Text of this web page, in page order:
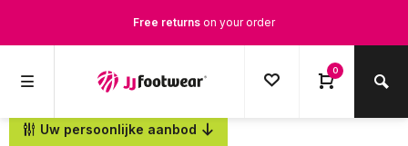
Free returns on your order
0
Uw persoonlijke aanbod
Back